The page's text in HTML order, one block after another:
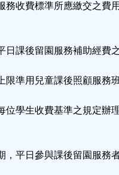
收費標準所應繳交之費
日課後留園服務補助經費
準用兒童課後照顧服務
學生收費基準之規定辦
，平日參與課後留園服務